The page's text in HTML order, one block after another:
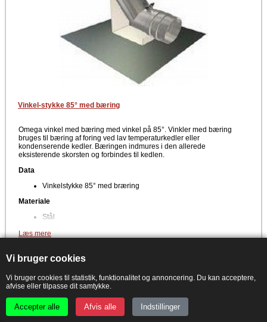
Vi bruger cookies
Vi bruger cookies til statistik, funktionalitet og annoncering. Du kan acceptere,
afvise eller tilpasse dit samtykke.
Accepter alle Afvis alle Indstillinger
Vinkel-stykke 85° med bæring
Omega vinkel med bæring med vinkel på 85°. Vinkler med bæring
bruges til bæring af foring ved lav temperaturkedler eller
kondenserende kedler. Bæringen indmures i den allerede
eksisterende skorsten og forbindes til kedlen.
Data
Vinkelstykke 85° med bræring
Materiale
Stål
Producent
Læs mere
Udvidet information om produktet
Forventet leveringstid: ca. 1-3 hverdage
PRISGARANTI - Set billigere?